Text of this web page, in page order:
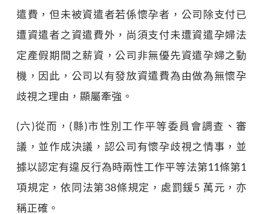
遣費，但未被資遣者若係懷孕者，公司除支付已
遭資遣者之資遣費外，尚須支付未遭資遣孕婦法
定產假期間之薪資，公司非無優先資遣孕婦之動
機，因此，公司以有發放資遣費為由做為無懷孕
歧視之理由，顯屬牽強。
(六)從而，(縣)市性別工作平等委員會調查、審
議，並作成決議，認公司有懷孕歧視之情事，並
據以認定有違反行為時兩性工作平等法第11條第1
項規定，依同法第38條規定，處罰鍰5 萬元，亦
稱正確。